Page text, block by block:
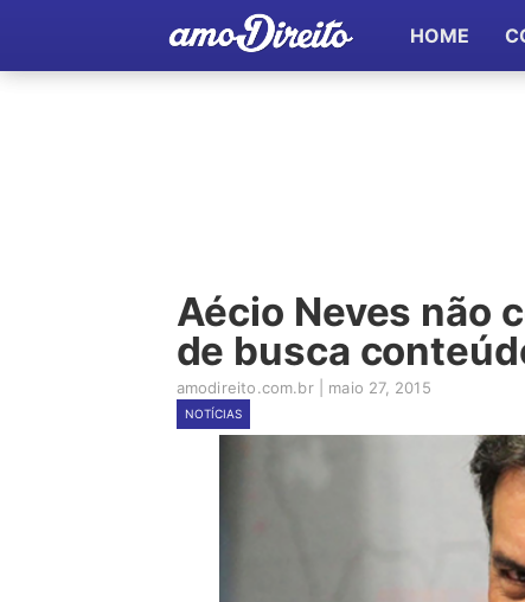
HOME
Aécio Neves não
de busca
amodireito.com.br maio 27, 2015
NOTÍCIAS